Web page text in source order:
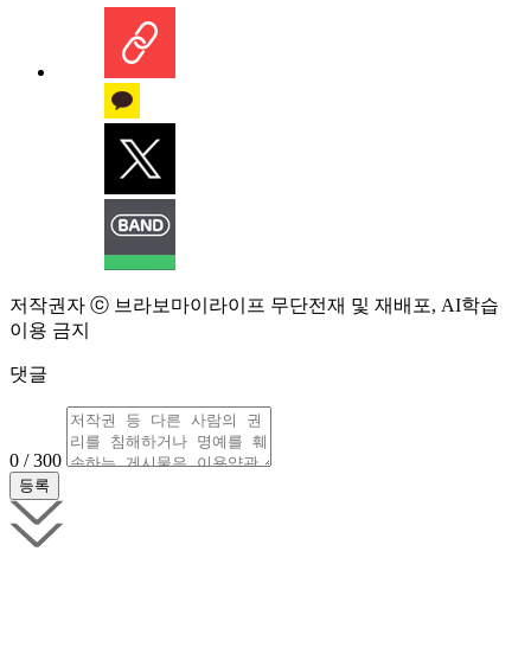
저작권자 ⓒ 브라보마이라이프 무단전재 및 재배포, AI학습
이용 금지
댓글
0 / 300